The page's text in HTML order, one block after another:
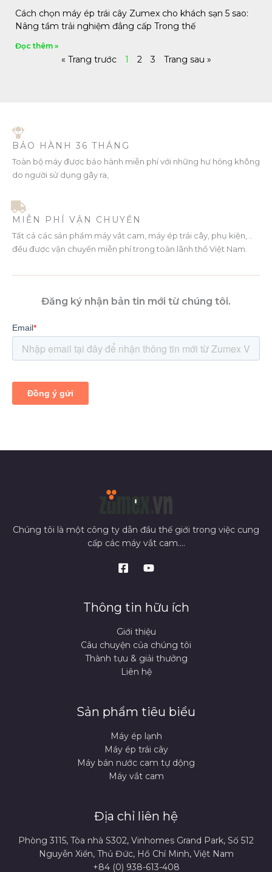
Cách chọn máy ép trái cây Zumex cho khách sạn 5 sao:
Nâng tầm trải nghiệm đẳng cấp Trong thế
Đọc thêm »
« Trang trước 1 2 3 Trang sau »
BẢO HÀNH 36 THÁNG
Toàn bộ máy được bảo hành miễn phí với những hư hỏng không
do người sử dụng gây ra,
MIỄN PHÍ VẬN CHUYỂN
Tất cả các sản phẩm máy vắt cam, máy ép trái cây, phụ kiện, ..
đều được vận chuyển miễn phí trong toàn lãnh thổ Việt Nam.
Đăng ký nhận bản tin mới từ chúng tôi.
Chúng tôi là một công ty dẫn đầu thế giới trong việc cung
cấp các máy vắt cam....
Thông tin hữu ích
Giới thiệu
Câu chuyện của chúng tôi
Thành tựu & giải thưởng
Liên hệ
Sản phẩm tiêu biểu
Máy ép lạnh
Máy ép trái cây
Máy bán nước cam tự dộng
Máy vắt cam
Địa chỉ liên hệ
Phòng 3115, Tòa nhà S302, Vinhomes Grand Park, Số 512
Nguyễn Xiển, Thủ Đức, Hồ Chí Minh, Việt Nam
+84 (0) 938-613-408